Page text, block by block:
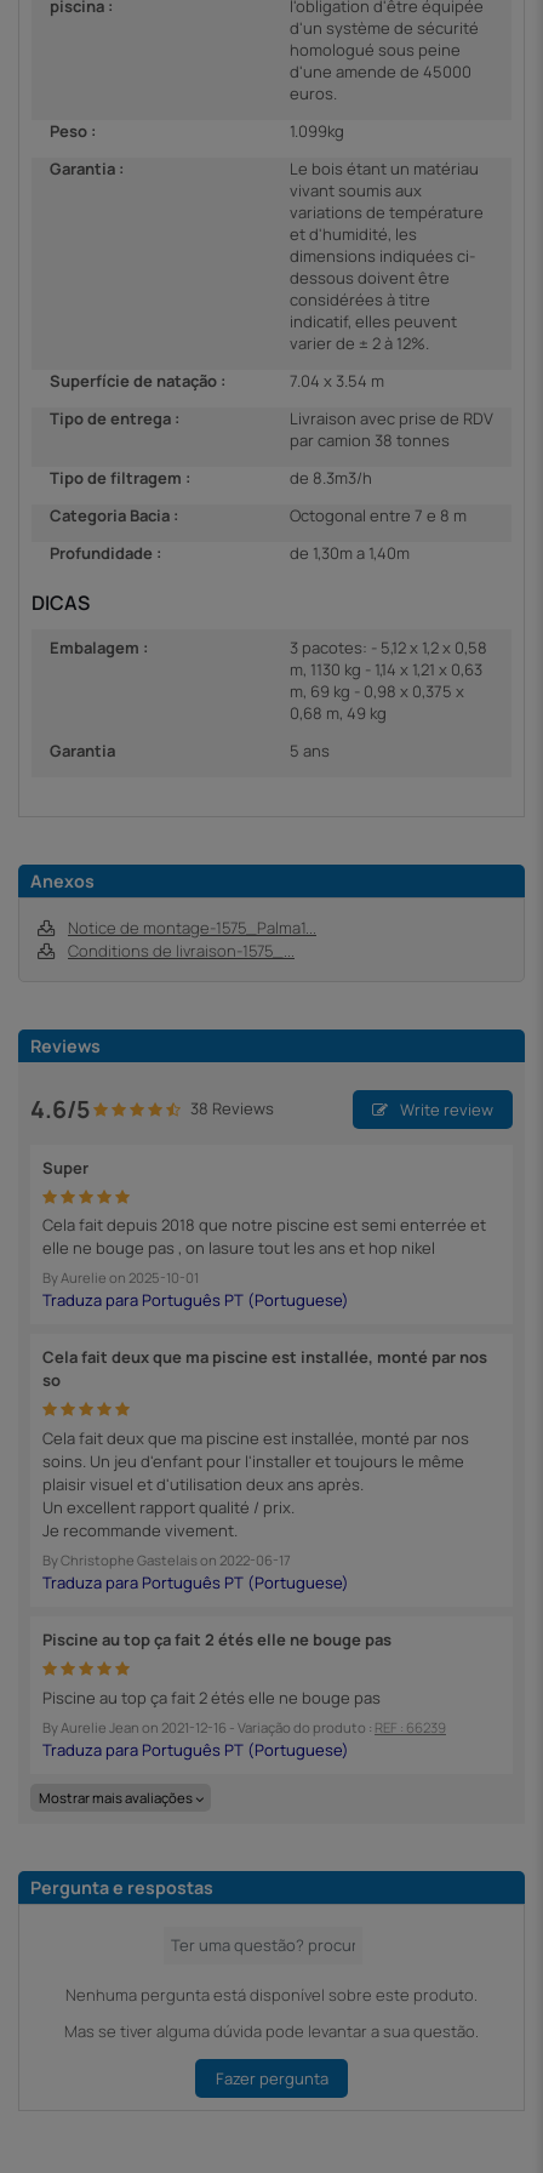
piscina :
l'obligation d'être équipée
d'un système de sécurité
homologué sous peine
d'une amende de 45000
euros.
Peso :
1.099kg
Garantia :
Le bois étant un matériau
vivant soumis aux
variations de température
et d'humidité, les
dimensions indiquées ci-
dessous doivent être
considérées à titre
indicatif, elles peuvent
varier de ± 2 à 12%.
Superfície de natação :
7.04 x 3.54 m
Tipo de entrega :
Livraison avec prise de RDV
par camion 38 tonnes
Tipo de filtragem :
de 8.3m3/h
Categoria Bacia :
Octogonal entre 7 e 8 m
Profundidade :
de 1,30m a 1,40m
DICAS
Embalagem :
3 pacotes: - 5,12 x 1,2 x 0,58
m, 1130 kg - 1,14 x 1,21 x 0,63
m, 69 kg - 0,98 x 0,375 x
0,68 m, 49 kg
Garantia
5 ans
Anexos
Notice de montage-1575_Palma1...
Conditions de livraison-1575_...
Reviews
4.6/5 38 Reviews Write review
Super
Cela fait depuis 2018 que notre piscine est semi enterrée et
elle ne bouge pas , on lasure tout les ans et hop nikel
ByAurelie on 2025-10-01
Cela fait deux que ma piscine est installée, monté par nos
so
Cela fait deux que ma piscine est installée, monté par nos
soins. Un jeu d'enfant pour l'installer et toujours le même
plaisir visuel et d'utilisation deux ans après.
Un excellent rapport qualité / prix.
Je recommande vivement.
ByChristophe Gastelaison 2022-06-17
Piscine au top ça fait 2 étés elle ne bouge pas
Piscine au top ça fait 2 étés elle ne bouge pas
By Aurelie Jean on 2021-12-16 - Variação do produto : REF : 66239
Mostrar mais avaliações
Pergunta e respostas
Nenhuma pergunta está disponível sobre este produto.
Mas se tiver alguma dúvida pode levantar a sua questão.
Fazer pergunta